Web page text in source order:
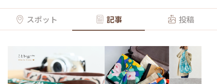
スポット 記事 投稿